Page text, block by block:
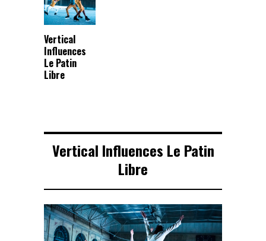
Vertical
Influences
Le Patin
Libre
Vertical Influences Le Patin
Libre